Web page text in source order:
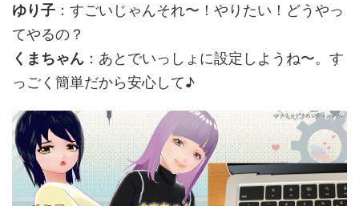
ゆり子 ：すごいじゃんそれ〜！やりたい！どうやっ
てやるの？
くまちゃん ：あとでいっしょに設定しようね〜。す
っごく簡単だから安心して♪